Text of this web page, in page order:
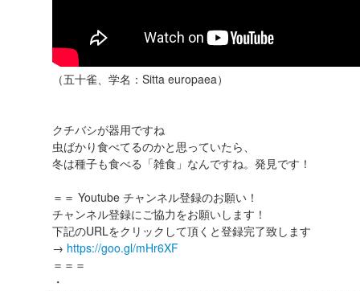
（五十雀、学名：Sitta europaea）
クチバシが器用ですね
虫ばかり食べてるのかと思っていたら、
冬は種子も食べる「雑食」なんですね。発見です！
＝＝ Youtube チャンネル登録のお願い！
チャンネル登録にご協力をお願いします！
下記のURLをクリックして頂くと登録完了致します
→ https://goo.gl/mHr6XF
＝＝＝
・